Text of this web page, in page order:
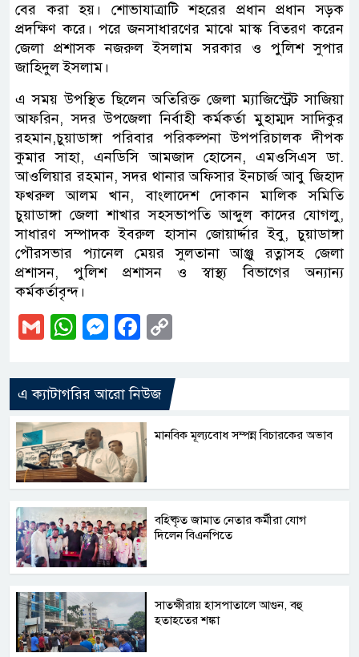
বের করা হয়। শোভাযাত্রাটি শহরের প্রধান প্রধান সড়ক
প্রদক্ষিণ করে। পরে জনসাধারণের মাঝে মাস্ক বিতরণ করেন
জেলা প্রশাসক নজরুল ইসলাম সরকার ও পুলিশ সুপার
জাহিদুল ইসলাম।
এ সময় উপস্থিত ছিলেন অতিরিক্ত জেলা ম্যাজিস্ট্রেট সাজিয়া
আফরিন, সদর উপজেলা নির্বাহী কর্মকর্তা মুহাম্মদ সাদিকুর
রহমান,চুয়াডাঙ্গা পরিবার পরিকল্পনা উপপরিচালক দীপক
কুমার সাহা, এনডিসি আমজাদ হোসেন, এমওসিএস ডা.
আওলিয়ার রহমান, সদর থানার অফিসার ইনচার্জ আবু জিহাদ
ফখরুল আলম খান, বাংলাদেশ দোকান মালিক সমিতি
চুয়াডাঙ্গা জেলা শাখার সহসভাপতি আব্দুল কাদের যোগলু,
সাধারণ সম্পাদক ইবরুল হাসান জোয়ার্দ্দার ইবু, চুয়াডাঙ্গা
পৌরসভার প্যানেল মেয়র সুলতানা আঞ্জু রত্নাসহ জেলা
প্রশাসন, পুলিশ প্রশাসন ও স্বাস্থ্য বিভাগের অন্যান্য
কর্মকর্তাবৃন্দ।
GmailWhatsApp
Messenger
Facebook
এ ক্যাটাগরির আরো নিউজ
মানবিক মূল্যবোধ সম্পন্ন বিচারকের অভাব
বহিষ্কৃত জামাত নেতার কর্মীরা যোগ
দিলেন বিএনপিতে
সাতক্ষীরায় হাসপাতালে আগুন, বহু
হতাহতের শঙ্কা